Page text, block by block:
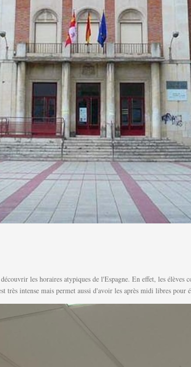
les horaires atypiques de l'Espagne. En effet, les
très intense mais permet aussi d'avoir les après midi libres pour